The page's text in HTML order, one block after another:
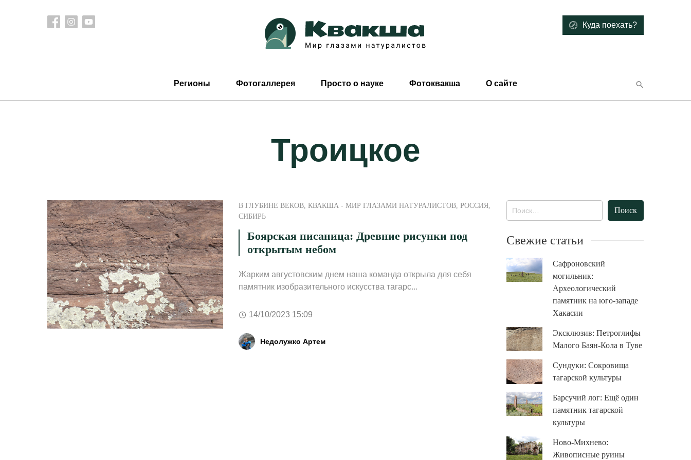
Куда поехать?
Регионы Фотогаллерея Просто о науке Фотоквакша О сайте
Троицкое
В ГЛУБИНЕ ВЕКОВ, КВАКША - МИР ГЛАЗАМИ НАТУРАЛИСТОВ, РОССИЯ,
СИБИРЬ
Боярская писаница: Древние рисунки под
открытым небом
Жарким августовским днем наша команда открыла для себя
памятник изобразительного искусства тагарс...
14/10/2023 15:09
Недолужко Артем
Свежие статьи
Сафроновский
могильник:
Археологический
памятник на юго-западе
Хакасии
Эксклюзив: Петроглифы
Малого Баян-Кола в Туве
Сундуки: Сокровища
тагарской культуры
Барсучий лог: Ещё один
памятник тагарской
культуры
Ново-Михнево:
Живописные руины